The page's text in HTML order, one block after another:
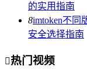
的实用指南
8imtoken不同
安全选择指南
热门视频